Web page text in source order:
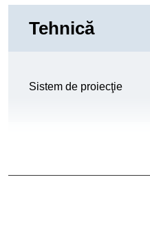
Tehnică
Sistem de proiecţie